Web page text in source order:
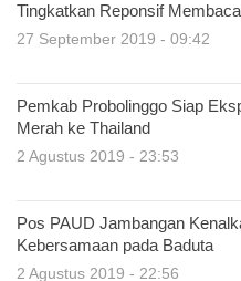
Tingkatkan Reponsif
27 September 2019 - 09:42
Pemkab Probolinggo Siap
Merah ke Thailand
2 Agustus 2019 - 23:53
Pos PAUD Jambangan
Kebersamaan pada Baduta
2 Agustus 2019 - 22:56